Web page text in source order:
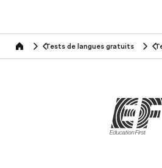
Home Tests de langues gratuits